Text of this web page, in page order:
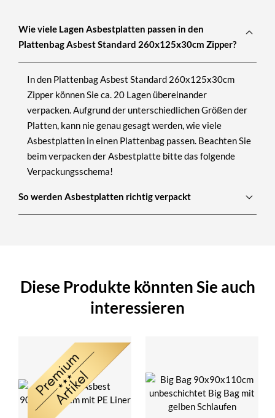
Wie viele Lagen Asbestplatten passen in den
Plattenbag Asbest Standard 260x125x30cm Zipper?
In den Plattenbag Asbest Standard 260x125x30cm
Zipper können Sie ca. 20 Lagen übereinander
verpacken. Aufgrund der unterschiedlichen Größen der
Platten, kann nie genau gesagt werden, wie viele
Asbestplatten in einen Plattenbag passen. Beachten Sie
beim verpacken der Asbestplatte bitte das folgende
Verpackungsschema!
So werden Asbestplatten richtig verpackt
Diese Produkte könnten Sie auch
interessieren